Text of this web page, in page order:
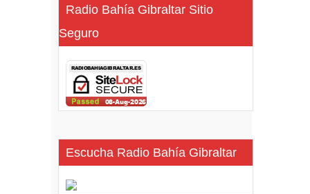
Radio Bahía Gibraltar Sitio
Seguro
Escucha Radio Bahía Gibraltar